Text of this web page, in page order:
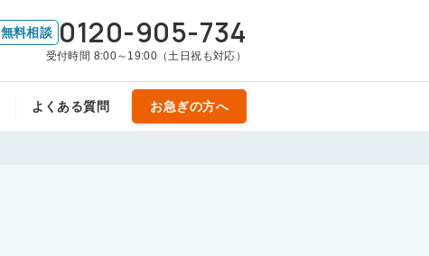
無料相談 0120-905-734
受付時間 8:00～19:00（土日祝も対応）
よくある質問 お急ぎの方へ